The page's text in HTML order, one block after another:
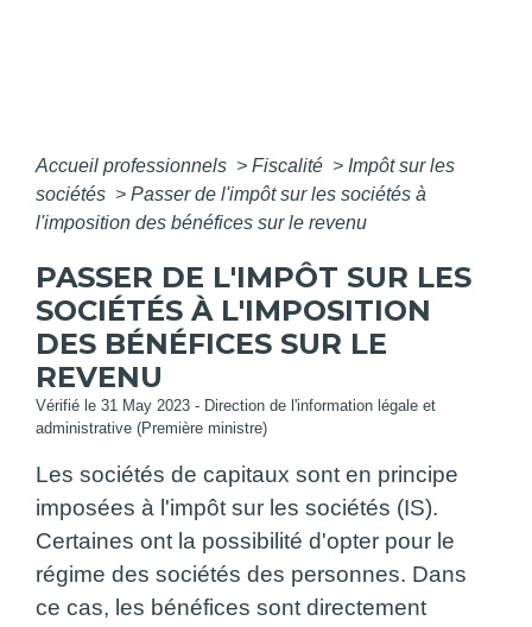
Accueil professionnels > Fiscalité > Impôt sur les
sociétés > Passer de l'impôt sur les sociétés à
l'imposition des bénéfices sur le revenu
PASSER DE L'IMPÔT SUR LES
SOCIÉTÉS À L'IMPOSITION
DES BÉNÉFICES SUR LE
REVENU
Vérifié le 31 May 2023 - Direction de l'information légale et
administrative (Première ministre)
Les sociétés de capitaux sont en principe
imposées à l'impôt sur les sociétés (IS).
Certaines ont la possibilité d'opter pour le
régime des sociétés des personnes. Dans
ce cas, les bénéfices sont directement